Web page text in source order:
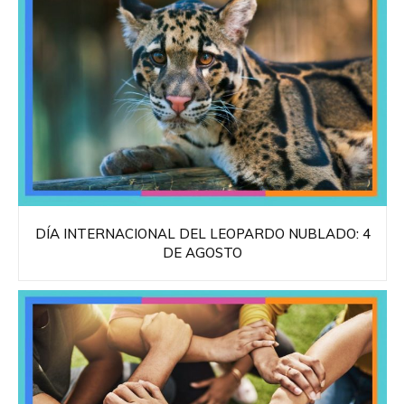
DÍA INTERNACIONAL DEL LEOPARDO NUBLADO: 4
DE AGOSTO